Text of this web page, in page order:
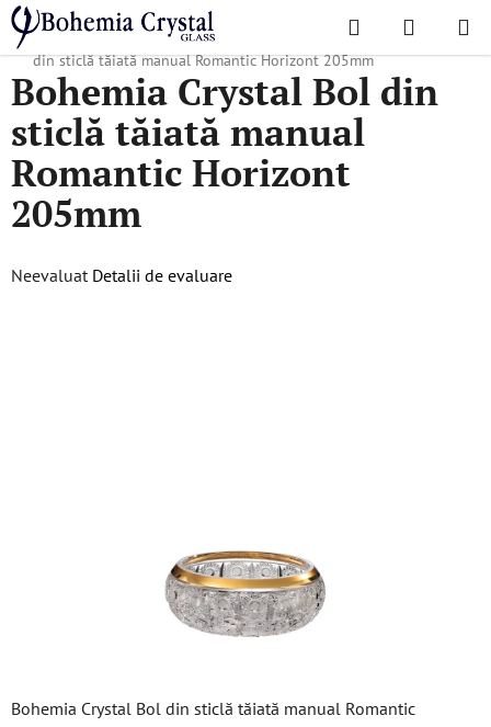
Treci
conținut
Căutare
DE
Acasă
/ Colecții populare / Romantic Horizont
Bohemia Crystal Bol
din sticlă tăiată manual Romantic Horizont 205mm
Bohemia Crystal Bol din sticlă tăiată manual Romantic
Bohemia Crystal Bol din
sticlă tăiată manual
Romantic Horizont
205mm
Evaluarea
Neevaluat Detalii de evaluare